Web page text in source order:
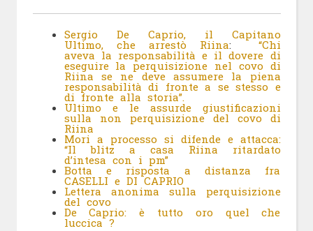
Sergio De Caprio, il Capitano
Ultimo, che arrestò Riina: “Chi
aveva la responsabilità e il dovere di
eseguire la perquisizione nel covo di
Riina se ne deve assumere la piena
responsabilità di fronte a se stesso e
di fronte alla storia”.
Ultimo e le assurde giustificazioni
sulla non perquisizione del covo di
Riina
Mori a processo si difende e attacca:
“Il blitz a casa Riina ritardato
d’intesa con i pm”
Botta e risposta a distanza fra
CASELLI e DI CAPRIO
Lettera anonima sulla perquisizione
del covo
De Caprio: è tutto oro quel che
luccica ?